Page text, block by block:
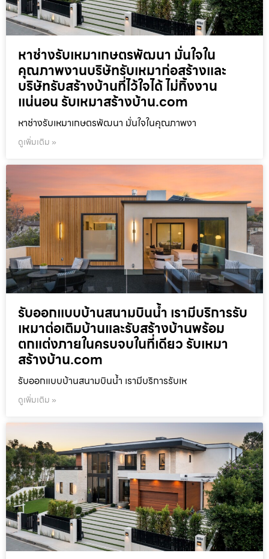
หาช่างรับเหมาเกษตรพัฒนา มั่นใจใน
คุณภาพงานบริษัทรับเหมาก่อสร้างและ
บริษัทรับสร้างบ้านที่ไว้ใจได้ ไม่ทิ้งงาน
แน่นอน รับเหมาสร้างบ้าน.com
หาช่างรับเหมาเกษตรพัฒนา มั่นใจในคุณภาพงา
ดูเพิ่มเติม »
รับออกแบบบ้านสนามบินน้ำ เรามีบริการรับ
เหมาต่อเติมบ้านและรับสร้างบ้านพร้อม
ตกแต่งภายในครบจบในที่เดียว รับเหมา
สร้างบ้าน.com
รับออกแบบบ้านสนามบินน้ำ เรามีบริการรับเห
ดูเพิ่มเติม »